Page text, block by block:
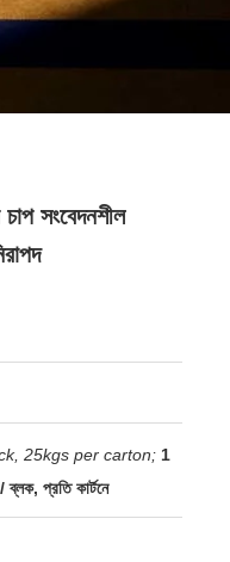
সংবেদনশীল
25kgs per carton; 1
প্রতি কার্টনে